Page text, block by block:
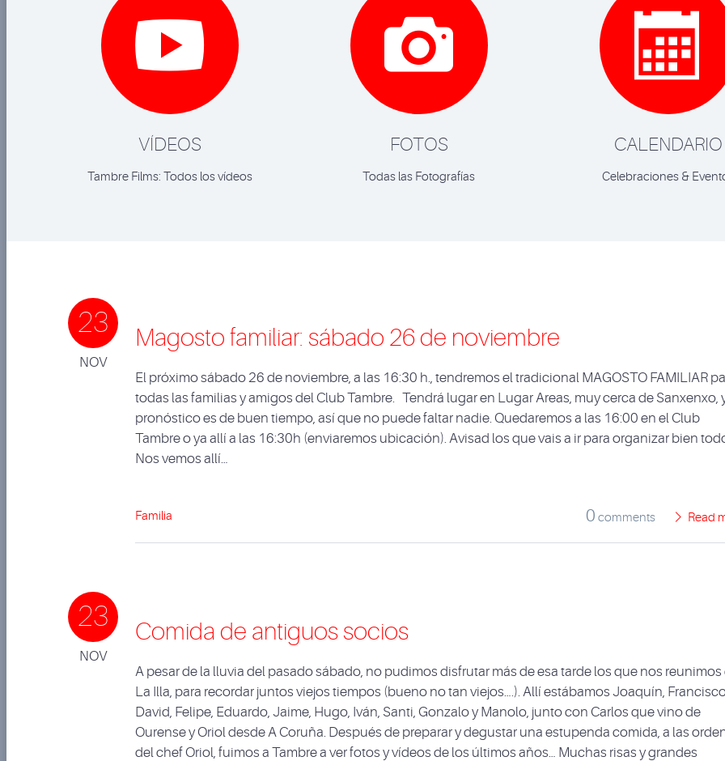

VÍDEOS
Tambre Films: Todos los vídeos

FOTOS
Todas las Fotografías

CALENDARIO
Celebraciones &
23
NOV
Magosto familiar: sábado 26 de noviembre
El próximo sábado 26 de noviembre, a las 16:30 h., tendremos el tradicional MAGOSTO FAMILIAR
todas las familias y amigos del Club Tambre. Tendrá lugar en Lugar Areas, muy cerca de Sanxenxo,
pronóstico es de buen tiempo, así que no puede faltar nadie. Quedaremos a las 16:00 en el Club
Tambre o ya allí a las 16:30h (enviaremos ubicación). Avisad los que vais a ir para organizar bien
Nos vemos allí…
Familia 0 comments Read
23
NOV
Comida de antiguos socios
A pesar de la lluvia del pasado sábado, no pudimos disfrutar más de esa tarde los que nos reunimos
La Illa, para recordar juntos viejos tiempos (bueno no tan viejos….). Allí estábamos Joaquín,
David, Felipe, Eduardo, Jaime, Hugo, Iván, Santi, Gonzalo y Manolo, junto con Carlos que vino de
Ourense y Oriol desde A Coruña. Después de preparar y degustar una estupenda comida, a las
del chef Oriol, fuimos a Tambre a ver fotos y vídeos de los últimos años… Muchas risas y grandes